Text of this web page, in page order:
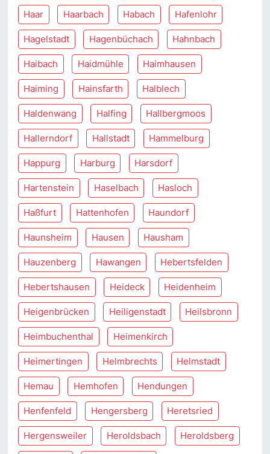
Haar Haarbach Habach Hafenlohr
Hagelstadt Hagenbüchach Hahnbach
Haibach Haidmühle Haimhausen
Haiming Hainsfarth Halblech
Haldenwang Halfing Hallbergmoos
Hallerndorf Hallstadt Hammelburg
Happurg Harburg Harsdorf
Hartenstein Haselbach Hasloch
Haßfurt Hattenhofen Haundorf
Haunsheim Hausen Hausham
Hauzenberg Hawangen Hebertsfelden
Hebertshausen Heideck Heidenheim
Heigenbrücken Heiligenstadt Heilsbronn
Heimbuchenthal Heimenkirch
Heimertingen Helmbrechts Helmstadt
Hemau Hemhofen Hendungen
Henfenfeld Hengersberg Heretsried
Hergensweiler Heroldsbach Heroldsberg